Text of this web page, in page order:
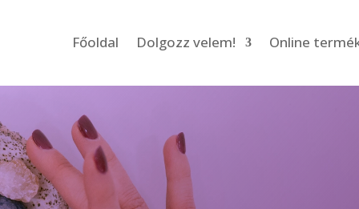
Főoldal Dolgozz velem! Online